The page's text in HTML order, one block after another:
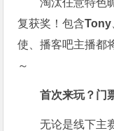
复获奖！包含Tony
使、播客吧主播都
～
首次来玩？门
无论是线下主